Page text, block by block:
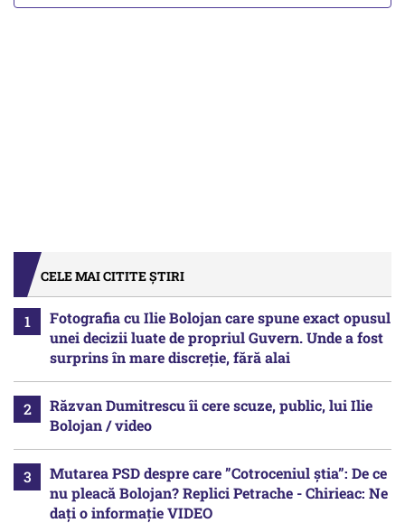
CELE MAI CITITE ȘTIRI
Fotografia cu Ilie Bolojan care spune exact opusul
unei decizii luate de propriul Guvern. Unde a fost
surprins în mare discreție, fără alai
Răzvan Dumitrescu îi cere scuze, public, lui Ilie
Bolojan / video
Mutarea PSD despre care ”Cotroceniul știa”: De ce
nu pleacă Bolojan? Replici Petrache - Chirieac: Ne
dați o informație VIDEO